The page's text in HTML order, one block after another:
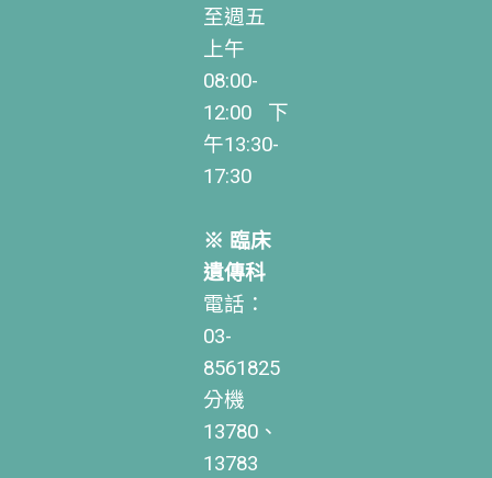
至週五
上午
08:00-
12:00 下
午13:30-
17:30
※ 臨床
遺傳科
電話：
03-
8561825
分機
13780、
13783